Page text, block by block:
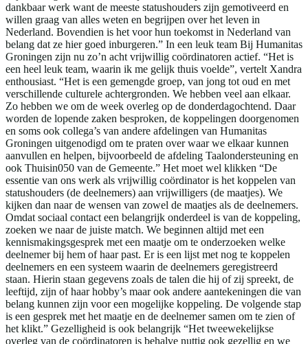
dankbaar werk want de meeste statushouders zijn gemotiveerd en
willen graag van alles weten en begrijpen over het leven in
Nederland. Bovendien is het voor hun toekomst in Nederland van
belang dat ze hier goed inburgeren.” In een leuk team Bij Humanitas
Groningen zijn nu zo’n acht vrijwillig coördinatoren actief. “Het is
een heel leuk team, waarin ik me gelijk thuis voelde”, vertelt Xandra
enthousiast. “Het is een gemengde groep, van jong tot oud en met
verschillende culturele achtergronden. We hebben veel aan elkaar.
Zo hebben we om de week overleg op de donderdagochtend. Daar
worden de lopende zaken besproken, de koppelingen doorgenomen
en soms ook collega’s van andere afdelingen van Humanitas
Groningen uitgenodigd om te praten over waar we elkaar kunnen
aanvullen en helpen, bijvoorbeeld de afdeling Taalondersteuning en
ook Thuisin050 van de Gemeente.” Het moet wel klikken “De
essentie van ons werk als vrijwillig coördinator is het koppelen van
statushouders (de deelnemers) aan vrijwilligers (de maatjes). We
kijken dan naar de wensen van zowel de maatjes als de deelnemers.
Omdat sociaal contact een belangrijk onderdeel is van de koppeling,
zoeken we naar de juiste match. We beginnen altijd met een
kennismakingsgesprek met een maatje om te onderzoeken welke
deelnemer bij hem of haar past. Er is een lijst met nog te koppelen
deelnemers en een systeem waarin de deelnemers geregistreerd
staan. Hierin staan gegevens zoals de talen die hij of zij spreekt, de
leeftijd, zijn of haar hobby’s maar ook andere aantekeningen die van
belang kunnen zijn voor een mogelijke koppeling. De volgende stap
is een gesprek met het maatje en de deelnemer samen om te zien of
het klikt.” Gezelligheid is ook belangrijk “Het tweewekelijkse
overleg van de coördinatoren is behalve nuttig ook gezellig en we